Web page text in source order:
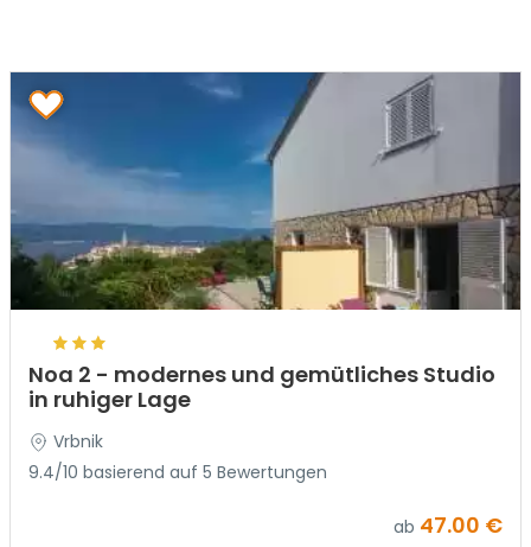
Noa 2 - modernes und gemütliches Studio
in ruhiger Lage
Vrbnik
9.4/10 basierend auf 5 Bewertungen
ab 47.00 €